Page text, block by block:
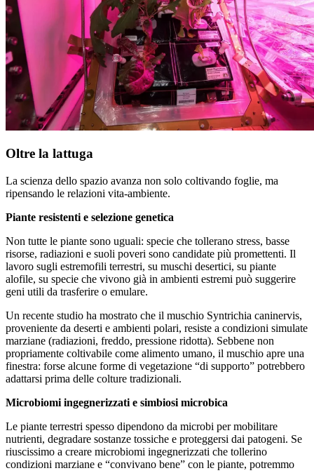
Oltre la lattuga
La scienza dello spazio avanza non solo coltivando foglie, ma
ripensando le relazioni vita-ambiente.
Piante resistenti e selezione genetica
Non tutte le piante sono uguali: specie che tollerano stress, basse
risorse, radiazioni e suoli poveri sono candidate più promettenti. Il
lavoro sugli estremofili terrestri, su muschi desertici, su piante
alofile, su specie che vivono già in ambienti estremi può suggerire
geni utili da trasferire o emulare.
Un recente studio ha mostrato che il muschio Syntrichia caninervis,
proveniente da deserti e ambienti polari, resiste a condizioni simulate
marziane (radiazioni, freddo, pressione ridotta). Sebbene non
propriamente coltivabile come alimento umano, il muschio apre una
finestra: forse alcune forme di vegetazione “di supporto” potrebbero
adattarsi prima delle colture tradizionali.
Microbiomi ingegnerizzati e simbiosi microbica
Le piante terrestri spesso dipendono da microbi per mobilitare
nutrienti, degradare sostanze tossiche e proteggersi dai patogeni. Se
riuscissimo a creare microbiomi ingegnerizzati che tollerino
condizioni marziane e “convivano bene” con le piante, potremmo